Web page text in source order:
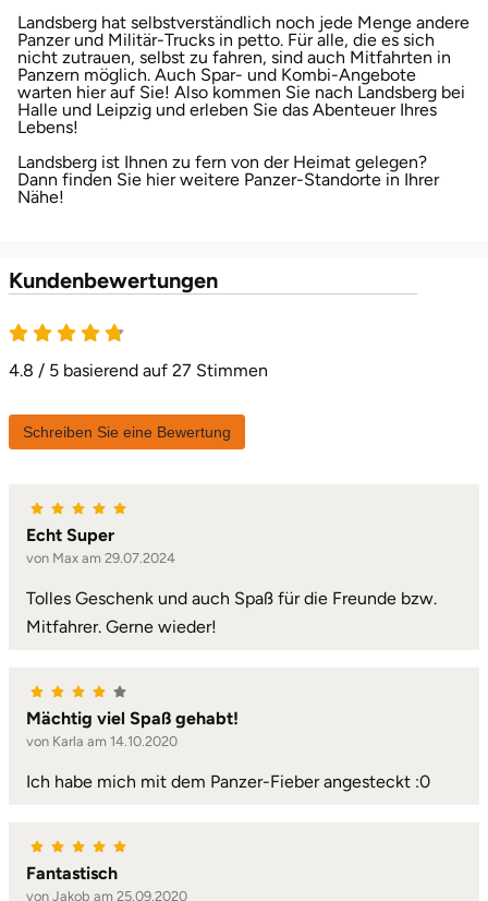
Landsberg hat selbstverständlich noch jede Menge andere
Panzer und Militär-Trucks in petto. Für alle, die es sich
nicht zutrauen, selbst zu fahren, sind auch Mitfahrten in
Panzern möglich. Auch Spar- und Kombi-Angebote
warten hier auf Sie! Also kommen Sie nach Landsberg bei
Halle und Leipzig und erleben Sie das Abenteuer Ihres
Lebens!
Landsberg ist Ihnen zu fern von der Heimat gelegen?
Dann finden Sie hier weitere Panzer-Standorte in Ihrer
Nähe!
Kundenbewertungen
4.8 von 5
4.8 / 5 basierend auf 27 Stimmen
Schreiben Sie eine Bewertung
Echt Super
von Max am 29.07.2024
Tolles Geschenk und auch Spaß für die Freunde bzw.
Mitfahrer. Gerne wieder!
Mächtig viel Spaß gehabt!
von Karla am 14.10.2020
Ich habe mich mit dem Panzer-Fieber angesteckt :0
Fantastisch
von Jakob am 25.09.2020
Landshut
Langenselbold
Leipzig
Leutkirch
Löbau
Lüchow-Dannenberg
Magdeburg
Mainz
Mannheim
Mecklenburgische Seenplatte
Merzig